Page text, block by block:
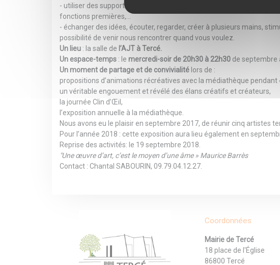
- utiliser des supports divers et variés (par exemple le textile) ou
fonctions premières,…
- échanger des idées, écouter, regarder, créer à plusieurs mains,
possibilité de venir nous rencontrer quand vous voulez.
Un lieu : la salle de l’AJT à Tercé.
Un espace-temps : le mercredi-soir de 20h30 à 22h30 de septembre
Un moment de partage et de convivialité lors de :
propositions d’animations récréatives avec la médiathèque pendant
un véritable engouement et révélé des élans créatifs et créateurs,
la journée Clin d’Œil,
l’exposition annuelle à la médiathèque.
Nous avons eu le plaisir en septembre 2017, de réunir cinq artistes
Pour l’année 2018 : cette exposition aura lieu également en
Reprise des activités: le 19 septembre 2018.
"Une œuvre d’art, c’est le moyen d’une âme » Maurice Barrès
Contact : Chantal SABOURIN, 09.79.04.12.27.
Coordonnées
Mairie de Tercé
18 place de l'Église
86800 Tercé